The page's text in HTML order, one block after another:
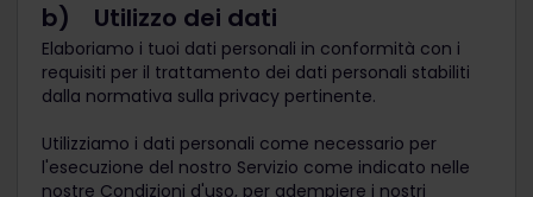
b) Utilizzo dei dati
Elaboriamo i tuoi dati personali in conformità con i
requisiti per il trattamento dei dati personali stabiliti
dalla normativa sulla privacy pertinente.
Utilizziamo i dati personali come necessario per
l'esecuzione del nostro Servizio come indicato nelle
nostre Condizioni d'uso, per adempiere i nostri